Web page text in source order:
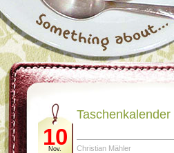
10
Nov. Christian Mähler